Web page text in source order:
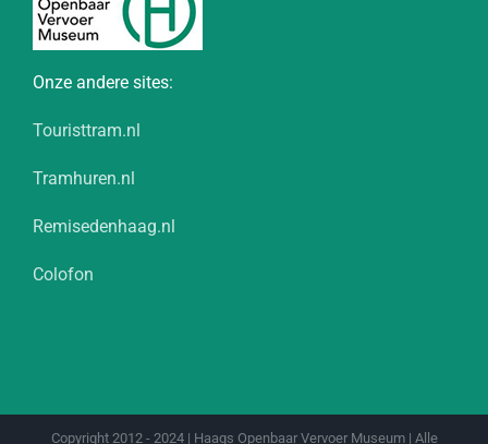
Onze andere sites:
Touristtram.nl
Tramhuren.nl
Remisedenhaag.nl
Colofon
Copyright 2012 - 2024 | Haags Openbaar Vervoer Museum | Alle